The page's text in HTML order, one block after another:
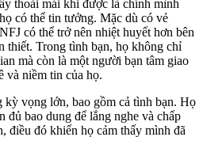
thoải mái khi được là chính mình
có thể tin tưởng. Mặc dù có vẻ
có thể trở nên nhiệt huyết hơn bên
thiết. Trong tình bạn, họ không chỉ
mà còn là một người bạn tâm giao
và niềm tin của họ.
vọng lớn, bao gồm cả tình bạn. Họ
đủ bao dung để lắng nghe và chấp
điều đó khiến họ cảm thấy mình đã